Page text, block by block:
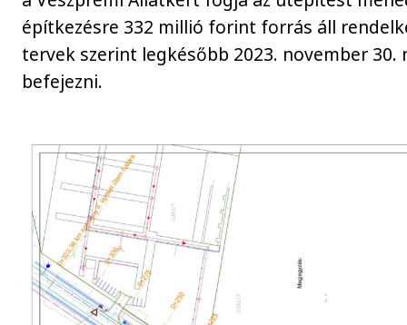
építkezésre 332 millió forint forrás áll
tervek szerint legkésőbb 2023. november 30.
befejezni.